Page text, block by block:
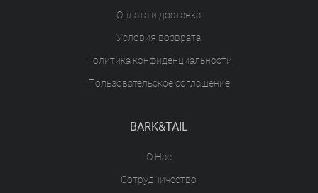
Оплата и доставка
Условия возврата
Политика конфиденциальности
Пользовательское соглашение
BARK&TAIL
О Нас
Сотрудничество